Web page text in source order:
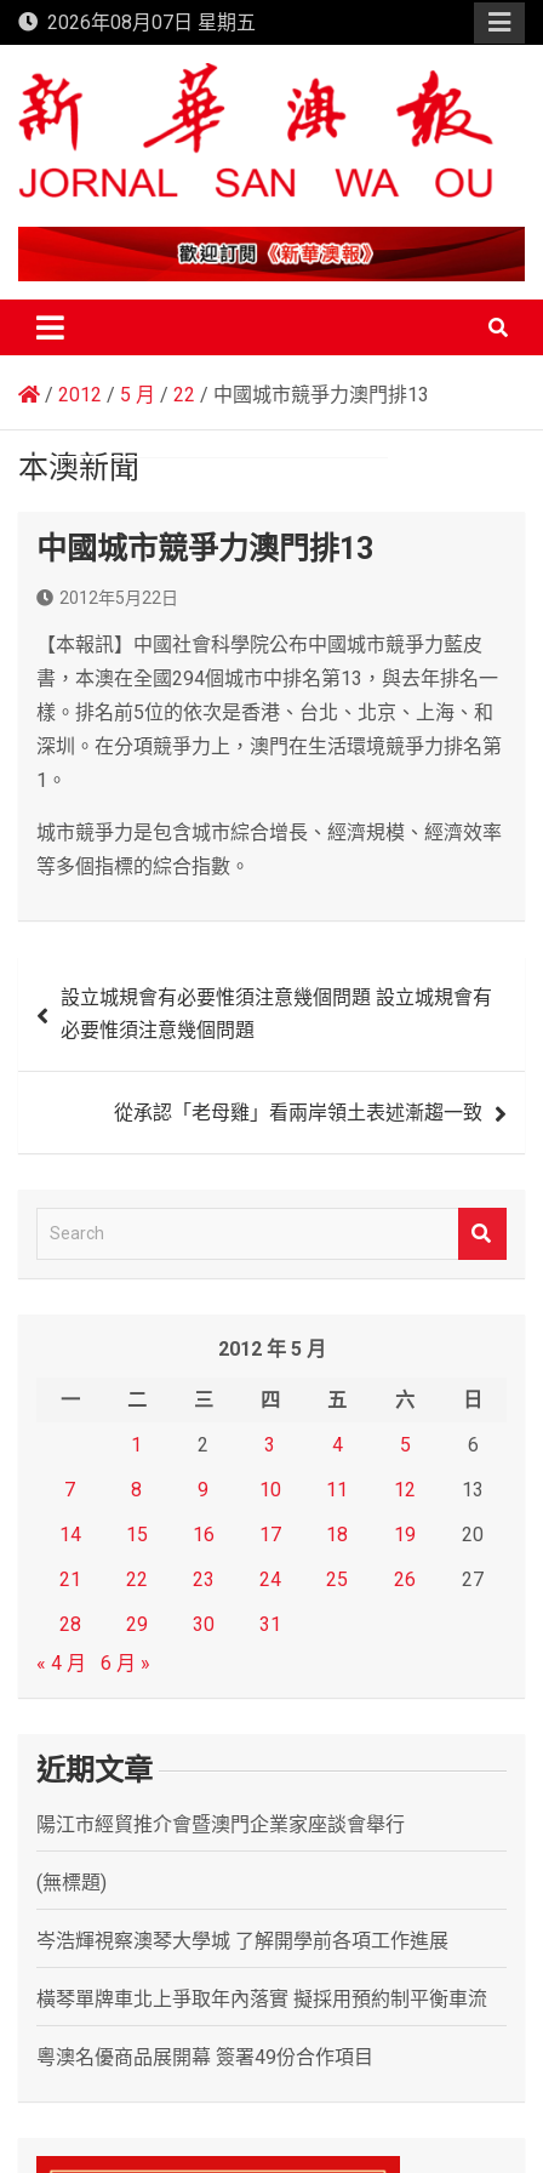
Skip
to
content
2026年08月07日 星期五
新華澳報
2012 5 月 22 中國城市競爭力澳門排13
本澳新聞
中國城市競爭力澳門排13
2012年5月22日
【本報訊】中國社會科學院公布中國城市競爭力藍皮
書，本澳在全國294個城市中排名第13，與去年排名一
樣。排名前5位的依次是香港、台北、北京、上海、和
深圳。在分項競爭力上，澳門在生活環境競爭力排名第
1。
城市競爭力是包含城市綜合增長、經濟規模、經濟效率
等多個指標的綜合指數。
章 設立城規會有必要惟須注意幾個問題 設立城規會有
必要惟須注意幾個問題
從承認「老母雞」看兩岸領土表述漸趨一致
e
2012 年 5 月
一 二 三 四 五 六
日
1
2 3 4 5
6
7
8 9 10 11 12
13
14
15 16 17 18 19
20
21
22 23 24 25 26
27
28
29 30
31
« 4 月
6 月 »
近期文章
陽江市經貿推介會暨澳門企業家座談會舉行
(無標題)
岑浩輝視察澳琴大學城 了解開學前各項工作進展
橫琴單牌車北上爭取年內落實 擬採用預約制平衡車流
粵澳名優商品展開幕 簽署49份合作項目